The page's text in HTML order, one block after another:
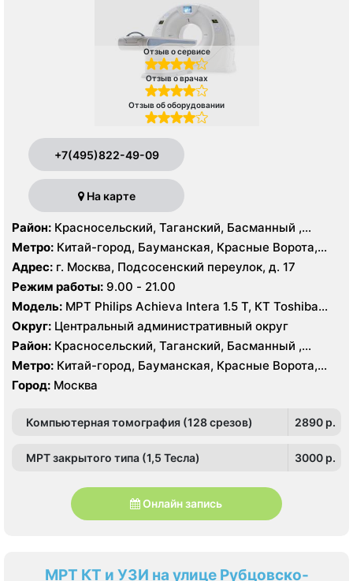
Отзыв о сервисе
Отзыв о врачах
Отзыв об оборудовании
+7(495)822-49-09
На карте
Район: Красносельский, Таганский, Басманный ,
Тверской
Метро: Китай-город, Бауманская, Красные Ворота,
Кузнецкий мост, Курская, Лубянка, Площадь Ильича,
Сретенский бульвар, Таганская, Чкаловская
Адрес: г. Москва, Подсосенский переулок, д. 17
Режим работы: 9.00 - 21.00
Модель: МРТ Philips Achieva Intera 1.5 T, КТ Toshiba
Aquilion CXL 128 срезов, УЗИ
Округ: Центральный административный округ
Район: Красносельский, Таганский, Басманный ,
Тверской
Метро: Китай-город, Бауманская, Красные Ворота,
Кузнецкий мост, Курская, Лубянка, Площадь Ильича,
Сретенский бульвар, Таганская, Чкаловская
Город: Москва
Компьютерная томография (128 срезов) 2890 p.
МРТ закрытого типа (1,5 Тесла) 3000 p.
Онлайн запись
МРТ КТ и УЗИ на улице Рубцовско-